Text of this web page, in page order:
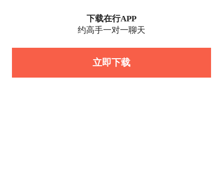
下载在行APP
约高手一对一聊天
立即下载